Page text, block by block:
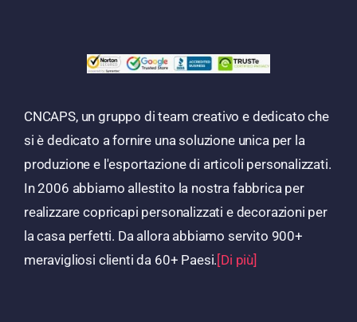
CNCAPS, un gruppo di team creativo e dedicato che
si è dedicato a fornire una soluzione unica per la
produzione e l'esportazione di articoli personalizzati.
In 2006 abbiamo allestito la nostra fabbrica per
realizzare copricapi personalizzati e decorazioni per
la casa perfetti. Da allora abbiamo servito 900+
meravigliosi clienti da 60+ Paesi. [Di più]